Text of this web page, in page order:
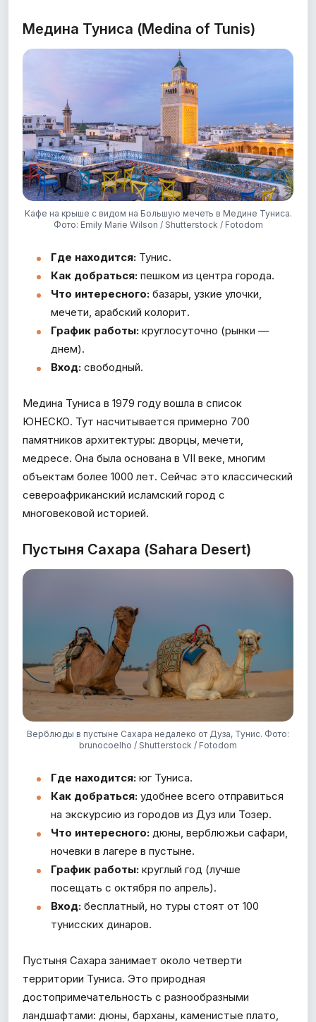
Медина Туниса (Medina of Tunis)
Кафе на крыше с видом на Большую мечеть в Медине Туниса.
Фото: Emily Marie Wilson / Shutterstock / Fotodom
Где находится: Тунис.
Как добраться: пешком из центра города.
Что интересного: базары, узкие улочки,
мечети, арабский колорит.
График работы: круглосуточно (рынки —
днем).
Вход: свободный.
Медина Туниса в 1979 году вошла в список
ЮНЕСКО. Тут насчитывается примерно 700
памятников архитектуры: дворцы, мечети,
медресе. Она была основана в VII веке, многим
объектам более 1000 лет. Сейчас это классический
североафриканский исламский город с
многовековой историей.
Пустыня Сахара (Sahara Desert)
Верблюды в пустыне Сахара недалеко от Дуза, Тунис. Фото:
brunocoelho / Shutterstock / Fotodom
Где находится: юг Туниса.
Как добраться: удобнее всего отправиться
на экскурсию из городов из Дуз или Тозер.
Что интересного: дюны, верблюжьи сафари,
ночевки в лагере в пустыне.
График работы: круглый год (лучше
посещать с октября по апрель).
Вход: бесплатный, но туры стоят от 100
тунисских динаров.
Пустыня Сахара занимает около четверти
территории Туниса. Это природная
достопримечательность с разнообразными
ландшафтами: дюны, барханы, каменистые плато,